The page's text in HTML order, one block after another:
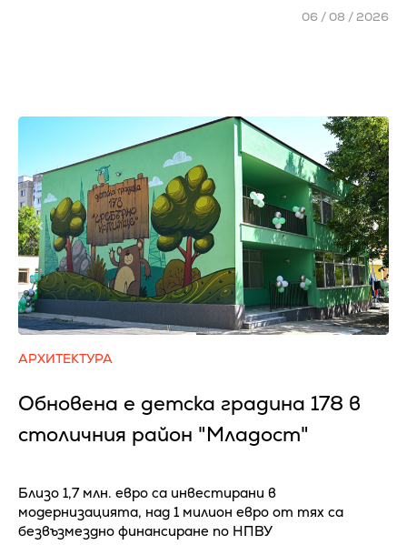
06 / 08 / 2026
АРХИТЕКТУРА
Обновена е детска градина 178 в
столичния район "Младост"
Близо 1,7 млн. евро са инвестирани в
модернизацията, над 1 милион евро от тях са
безвъзмездно финансиране по НПВУ